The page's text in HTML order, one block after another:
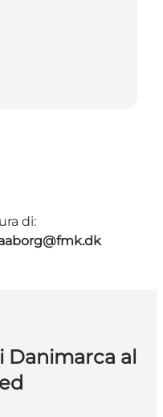
di:
Danimarca al